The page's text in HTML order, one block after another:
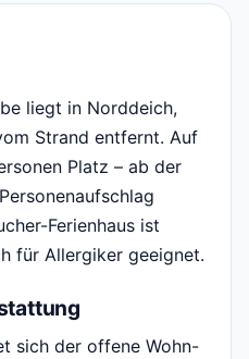
liegt in Norddeich,
Strand entfernt. Auf
Platz – ab der
Ferienhaus ist
für Allergiker geeignet.
sich der offene Wohn-